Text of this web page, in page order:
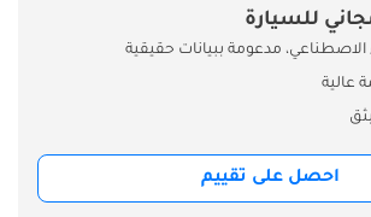
للسيارة
الاصطناعي، مدعومة ببيانات حقيقية
عالية
احصل على تقييم